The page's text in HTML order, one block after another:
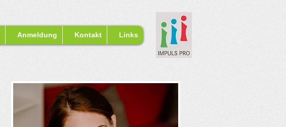
Anmeldung Kontakt Links